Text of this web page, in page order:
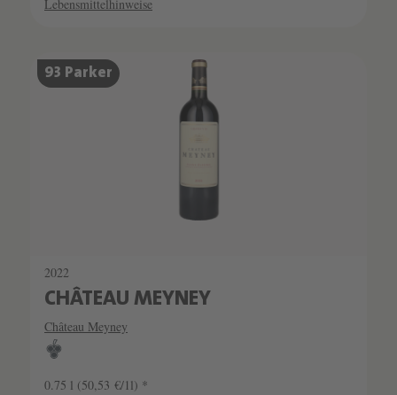
Lebensmittelhinweise
93 Parker
2022
CHÂTEAU MEYNEY
Château Meyney
0.75 l (50,53 €/1l) *